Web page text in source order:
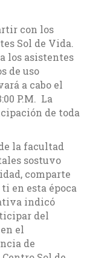
con los
Sol de Vida.
los asistentes
de uso
a cabo el
P.M. La
de toda
la facultad
sostuvo
comparte
en esta época
indicó
del
el
de